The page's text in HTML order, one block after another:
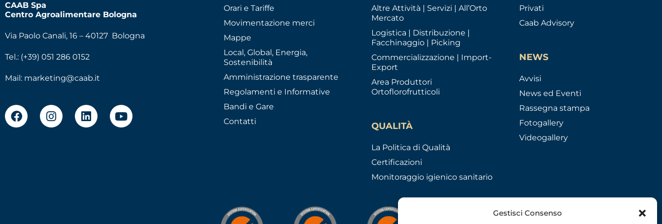
Gestisci Consenso
CAAB Spa
Centro Agroalimentare Bologna
Via Paolo Canali, 16 – 40127 Bologna
Tel.: (+39) 051 286 0152
Mail: marketing@caab.it
Orari e Tariffe
Movimentazione merci
Mappe
Local, Global, Energia,
Sostenibilità
Amministrazione trasparente
Regolamenti e Informative
Bandi e Gare
Contatti
Altre Attività | Servizi | All’Orto
Mercato
Logistica | Distribuzione |
Facchinaggio | Picking
Commercializzazione | Import-
Export
Area Produttori
Ortoflorofrutticoli
QUALITÀ
La Politica di Qualità
Certificazioni
Monitoraggio igienico sanitario
Privati
Caab Advisory
NEWS
Avvisi
News ed Eventi
Rassegna stampa
Fotogallery
Videogallery